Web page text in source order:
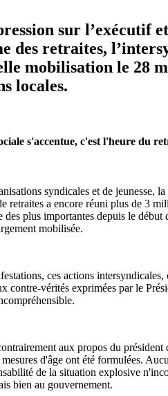
sur l’exécutif
des retraites,
mobilisation le 28
locales.
s'accentue, c'est l'heure du
syndicales et de jeunesse, la
retraites a encore réuni plus de 3
plus importantes depuis le début
mobilisée.
ces actions intersyndicales,
contre-vérités exprimées par le
aux propos du président
d'âge ont été formulées.
de la situation explosive
bien au gouvernement.